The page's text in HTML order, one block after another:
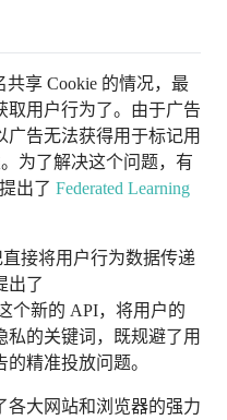
共享 Cookie 的情况，最
取用户行为了。由于广告
告无法获得用于标记用
为了解决这个问题，有
出了 Federated Learning
接将用户行为数据传递
出了
个新的 API，将用户的
的关键词，既规避了用
精准投放问题。
各大网站和浏览器的强力